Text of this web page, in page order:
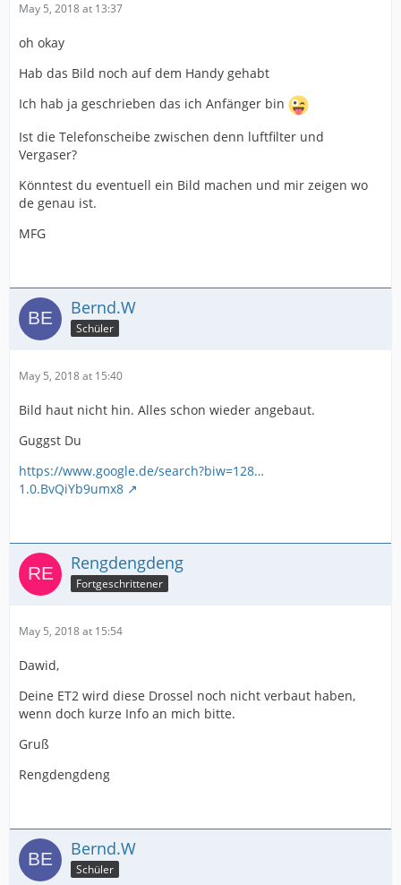
May 5, 2018 at 13:37
oh okay
Hab das Bild noch auf dem Handy gehabt
Ich hab ja geschrieben das ich Anfänger bin
Ist die Telefonscheibe zwischen denn luftfilter und
Vergaser?
Könntest du eventuell ein Bild machen und mir zeigen wo
de genau ist.
MFG
Bernd.W
Schüler
May 5, 2018 at 15:40
Bild haut nicht hin. Alles schon wieder angebaut.
Guggst Du
https://www.google.de/search?biw=128…
1.0.BvQiYb9umx8
Rengdengdeng
Fortgeschrittener
May 5, 2018 at 15:54
Dawid,
Deine ET2 wird diese Drossel noch nicht verbaut haben,
wenn doch kurze Info an mich bitte.
Gruß
Rengdengdeng
Bernd.W
Schüler